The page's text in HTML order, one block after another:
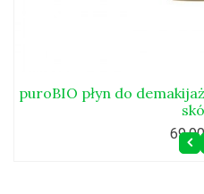
puroBIO płyn do